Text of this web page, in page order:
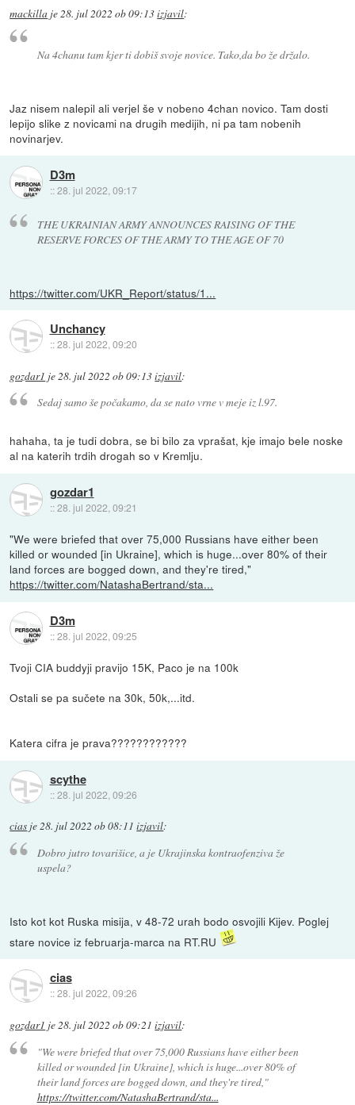
mackilla je28. jul 2022 ob 09:13izjavil:
Na 4chanu tam kjer ti dobiš svoje novice. Tako,da bo že držalo.
Jaz nisem nalepil ali verjel še v nobeno 4chan novico. Tam dosti
lepijo slike z novicami na drugih medijih, ni pa tam nobenih
novinarjev.
D3m
::28. jul 2022, 09:17
THE UKRAINIAN ARMY ANNOUNCES RAISING OF THE
RESERVE FORCES OF THE ARMY TO THE AGE OF 70
https://twitter.com/UKR_Report/status/1...
Unchancy
::28. jul 2022, 09:20
gozdar1 je28. jul 2022 ob 09:13izjavil:
Sedaj samo še počakamo, da se nato vrne v meje iz l.97.
hahaha, ta je tudi dobra, se bi bilo za vprašat, kje imajo bele noske
al na katerih trdih drogah so v Kremlju.
gozdar1
::28. jul 2022, 09:21
"We were briefed that over 75,000 Russians have either been
killed or wounded [in Ukraine], which is huge...over 80% of their
land forces are bogged down, and they're tired,"
https://twitter.com/NatashaBertrand/sta...
D3m
::28. jul 2022, 09:25
Tvoji CIA buddyji pravijo 15K, Paco je na 100k
Ostali se pa sučete na 30k, 50k,...itd.
Katera cifra je prava????????????
scythe
::28. jul 2022, 09:26
cias je28. jul 2022 ob 08:11 izjavil:
Dobro jutro tovarišice, a je Ukrajinska kontraofenziva že
uspela?
Isto kot kot Ruska misija, v 48-72 urah bodo osvojili Kijev. Poglej
stare novice iz februarja-marca na RT.RU
cias
::28. jul 2022, 09:26
gozdar1 je28. jul 2022 ob 09:21 izjavil:
"We were briefed that over 75,000 Russians have either been
killed or wounded [in Ukraine], which is huge...over 80% of
their land forces are bogged down, and they're tired,"
https://twitter.com/NatashaBertrand/sta...